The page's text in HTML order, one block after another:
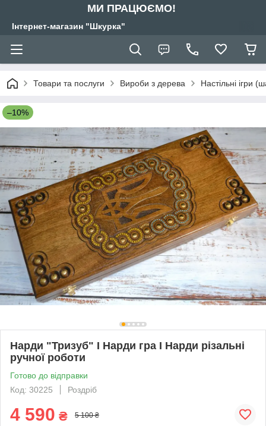
МИ ПРАЦЮЄМО!
Інтернет-магазин "Шкурка"
Товари та послуги Вироби з дерева Настільні ігри
–10%
Нарди "Тризуб" I Нарди гра I Нарди різальні
ручної роботи
Готово до відправки
Код: 30225
Роздріб
4 590 ₴ 5 100 ₴